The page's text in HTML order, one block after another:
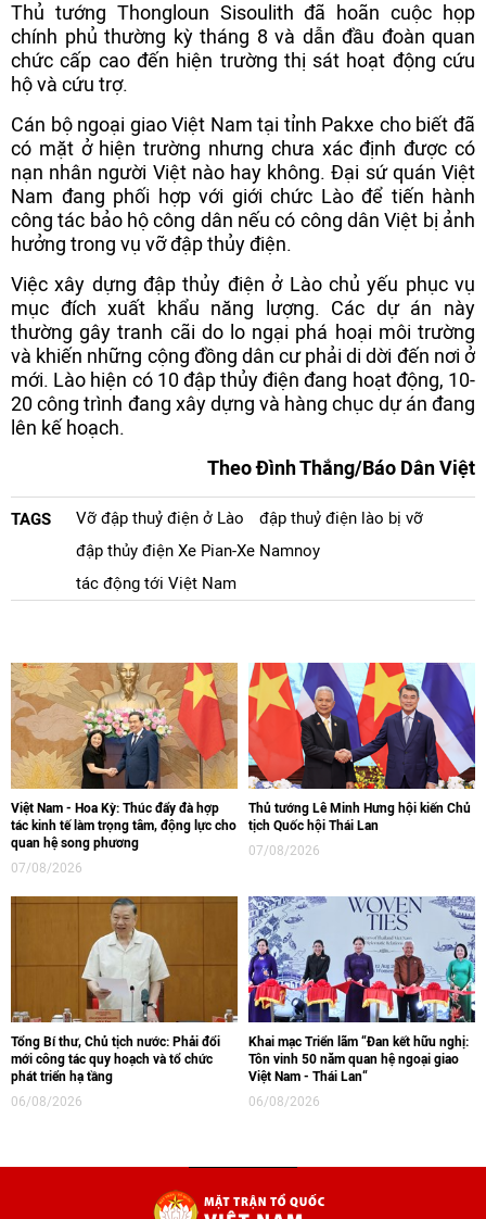
Thủ tướng Thongloun Sisoulith đã hoãn cuộc họp
chính phủ thường kỳ tháng 8 và dẫn đầu đoàn quan
chức cấp cao đến hiện trường thị sát hoạt động cứu
hộ và cứu trợ.
Cán bộ ngoại giao Việt Nam tại tỉnh Pakxe cho biết đã
có mặt ở hiện trường nhưng chưa xác định được có
nạn nhân người Việt nào hay không. Đại sứ quán Việt
Nam đang phối hợp với giới chức Lào để tiến hành
công tác bảo hộ công dân nếu có công dân Việt bị ảnh
hưởng trong vụ vỡ đập thủy điện.
Việc xây dựng đập thủy điện ở Lào chủ yếu phục vụ
mục đích xuất khẩu năng lượng. Các dự án này
thường gây tranh cãi do lo ngại phá hoại môi trường
và khiến những cộng đồng dân cư phải di dời đến nơi ở
mới. Lào hiện có 10 đập thủy điện đang hoạt động, 10-
20 công trình đang xây dựng và hàng chục dự án đang
lên kế hoạch.
Theo Đình Thắng/Báo Dân Việt
TAGS Vỡ đập thuỷ điện ở Lào
đập thuỷ điện lào bị vỡ
đập thủy điện Xe Pian-Xe Namnoy
tác động tới Việt Nam
Việt Nam - Hoa Kỳ: Thúc đẩy đà hợp
tác kinh tế làm trọng tâm, động lực cho
quan hệ song phương
07/08/2026
Thủ tướng Lê Minh Hưng hội kiến Chủ
tịch Quốc hội Thái Lan
07/08/2026
Tổng Bí thư, Chủ tịch nước: Phải đổi
mới công tác quy hoạch và tổ chức
phát triển hạ tầng
06/08/2026
Khai mạc Triển lãm “Đan kết hữu nghị:
Tôn vinh 50 năm quan hệ ngoại giao
Việt Nam - Thái Lan“
06/08/2026